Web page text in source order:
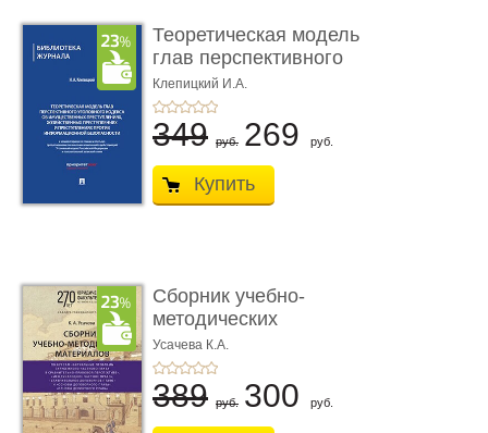
Теоретическая модель
глав перспективного
УК о ...
Клепицкий И.А.
349 руб. 269 руб.
Купить
Сборник учебно-
методических
материалов по кур ...
Усачева К.А.
389 руб. 300 руб.